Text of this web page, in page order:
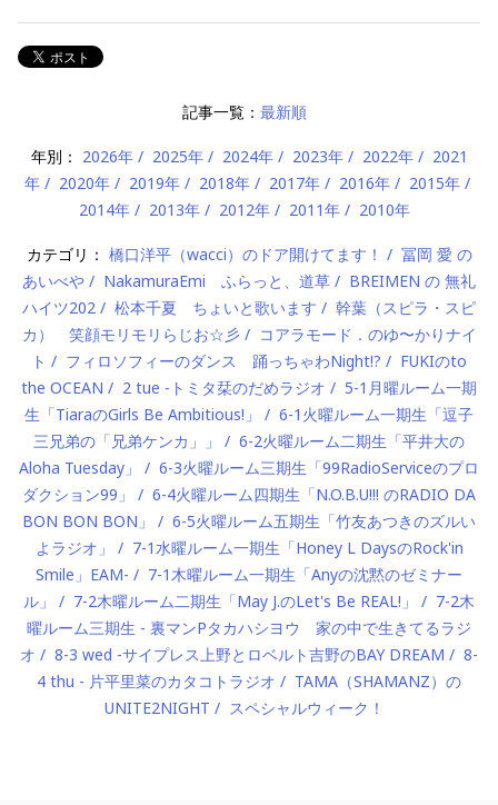
記事一覧： 最新順
年別： 2026年 2025年 2024年 2023年 2022年
2021
年
2020年 2019年 2018年 2017年 2016年
2015年
2014年
2013年 2012年 2011年 2010年
カテゴリ： 橋口洋平（wacci）のドア開けてます！
冨岡 愛 の
あいべや
NakamuraEmi ふらっと、道草
BREIMEN の 無礼
ハイツ202
松本千夏 ちょいと歌います
幹葉（スピラ・スピ
カ） 笑顔モリモリらじお☆彡
コアラモード．のゆ〜かりナイ
ト
フィロソフィーのダンス 踊っちゃわNight!?
FUKIのto
the OCEAN
2 tue -トミタ栞のだめラジオ
5-1月曜ルーム一期
生「TiaraのGirls Be Ambitious!」
6-1火曜ルーム一期生「逗子
三兄弟の「兄弟ケンカ」」
6-2火曜ルーム二期生「平井大の
Aloha Tuesday」
6-3火曜ルーム三期生「99RadioServiceのプロ
ダクション99」
6-4火曜ルーム四期生「N.O.B.U!!! のRADIO DA
BON BON BON」
6-5火曜ルーム五期生「竹友あつきのズルい
よラジオ」
7-1水曜ルーム一期生「Honey L DaysのRock'in
Smile」EAM-
7-1木曜ルーム一期生「Anyの沈黙のゼミナー
ル」
7-2木曜ルーム二期生「May J.のLet's Be REAL!」
7-2木
曜ルーム三期生 - 裏マンPタカハシヨウ 家の中で生きてるラジ
オ
8-3 wed -サイプレス上野とロベルト吉野のBAY DREAM
8-
4 thu - 片平里菜のカタコトラジオ
TAMA（SHAMANZ）の
UNITE2NIGHT
スペシャルウィーク！